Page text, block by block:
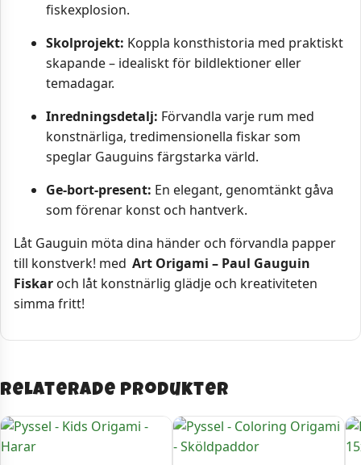
fiskexplosion.
Skolprojekt: Koppla konsthistoria med praktiskt
skapande – idealiskt för bildlektioner eller
temadagar.
Inredningsdetalj: Förvandla varje rum med
konstnärliga, tredimensionella fiskar som
speglar Gauguins färgstarka värld.
Ge-bort-present: En elegant, genomtänkt gåva
som förenar konst och hantverk.
Låt Gauguin möta dina händer och förvandla papper
till konstverk! med Art Origami – Paul Gauguin
Fiskar och låt konstnärlig glädje och kreativiteten
simma fritt!
Relaterade produkter